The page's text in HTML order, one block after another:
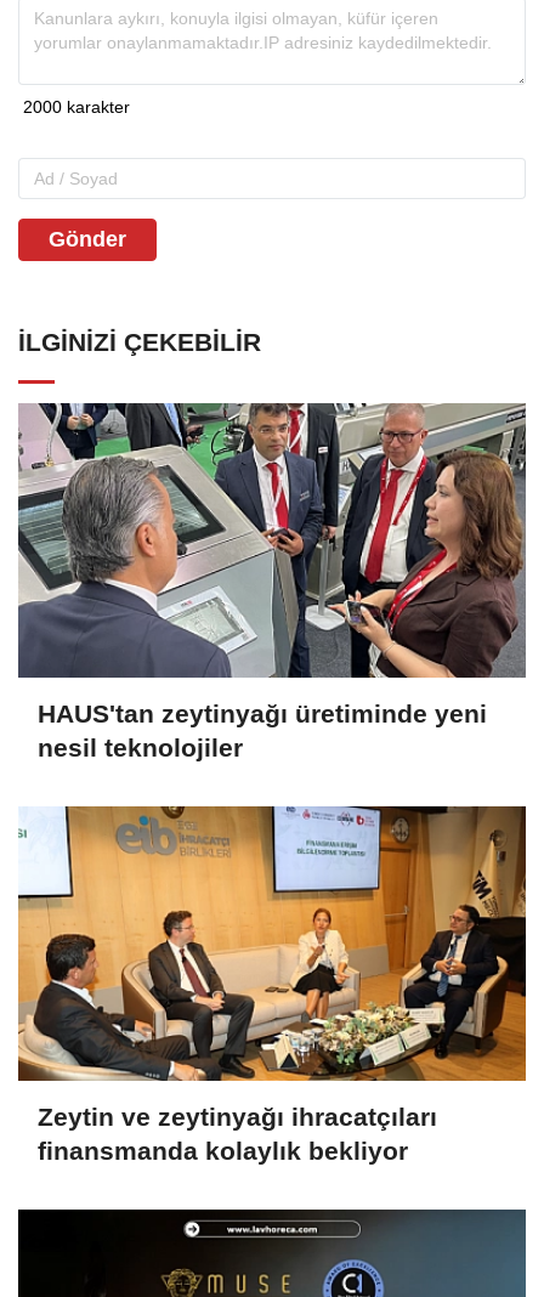
Gönder
İLGINIZI ÇEKEBILIR
HAUS'tan zeytinyağı üretiminde yeni
nesil teknolojiler
Zeytin ve zeytinyağı ihracatçıları
finansmanda kolaylık bekliyor